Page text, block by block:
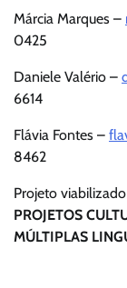
Márcia Marques –
0425
Daniele Valério –
6614
Flávia Fontes –
8462
Projeto
PROJETOS
MÚLTIPLAS